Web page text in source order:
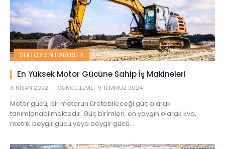
SEKTÖRDEN HABERLER
En Yüksek Motor Gücüne Sahip İş Makineleri
6 NISAN 2022 GÜNCELLEME: 9 TEMMUZ 2024
Motor gücü, bir motorun üretebileceği güç olarak
tanımlanabilmektedir. Güç birimleri, en yaygın olarak kva,
metrik beygir gücü veya beygir gücü…